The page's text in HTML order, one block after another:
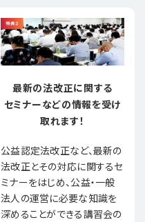
最新の法改正に関する
セミナーなどの情報を受け
取れます！
公益認定法改正など、最新の
法改正とその対応に関するセ
ミナーをはじめ、公益・一般
法人の運営に必要な知識を
深めることができる講習会の